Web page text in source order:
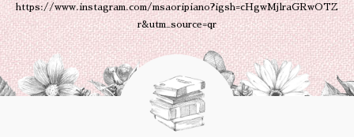
https://www.instagram.com/msaoripiano?igsh=cHgwMjlraGRwOTZ
r&utm_source=qr